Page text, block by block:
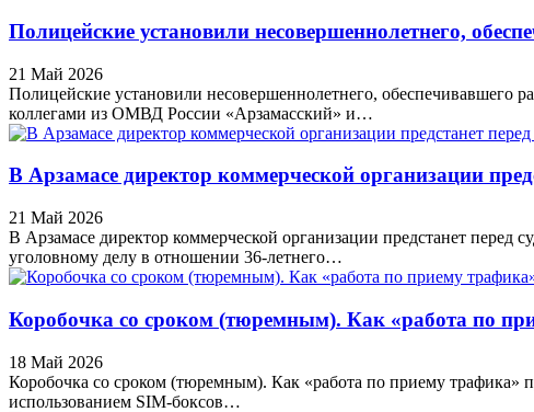
Полицейские установили несовершеннолетнего,
21 Май 2026
Полицейские установили несовершеннолетнего,
коллегами из ОМВД России «Арзамасский» и…
В Арзамасе директор коммерческой организации
21 Май 2026
В Арзамасе директор коммерческой организации предстанет перед
уголовному делу в отношении 36-летнего…
Коробочка со сроком (тюремным). Как «работа по
18 Май 2026
Коробочка со сроком (тюремным). Как «работа по приему трафика»
использованием SIM-боксов…